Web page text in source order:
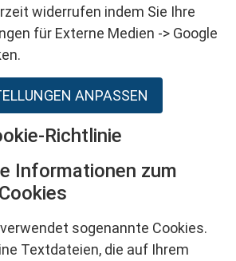
widerrufen indem Sie Ihre
für Externe Medien -> Google
ANPASSEN
Richtlinie
Informationen zum
sogenannte Cookies.
Textdateien, die auf Ihrem